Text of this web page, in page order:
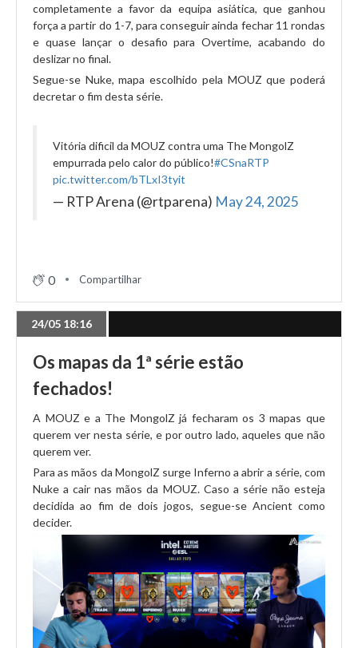
completamente a favor da equipa asiática, que ganhou
força a partir do 1-7, para conseguir ainda fechar 11 rondas
e quase lançar o desafio para Overtime, acabando do
deslizar no final.
Segue-se Nuke, mapa escolhido pela MOUZ que poderá
decretar o fim desta série.
Vitória dificil da MOUZ contra uma The MongolZ
empurrada pelo calor do público!#CSnaRTP
pic.twitter.com/bTLxI3tyit
— RTP Arena (@rtparena) May 24, 2025
0 Compartilhar
24/05 18:16
Os mapas da 1ª série estão
fechados!
A MOUZ e a The MongolZ já fecharam os 3 mapas que
querem ver nesta série, e por outro lado, aqueles que não
querem ver.
Para as mãos da MongolZ surge Inferno a abrir a série, com
Nuke a cair nas mãos da MOUZ. Caso a série não esteja
decidida ao fim de dois jogos, segue-se Ancient como
decider.